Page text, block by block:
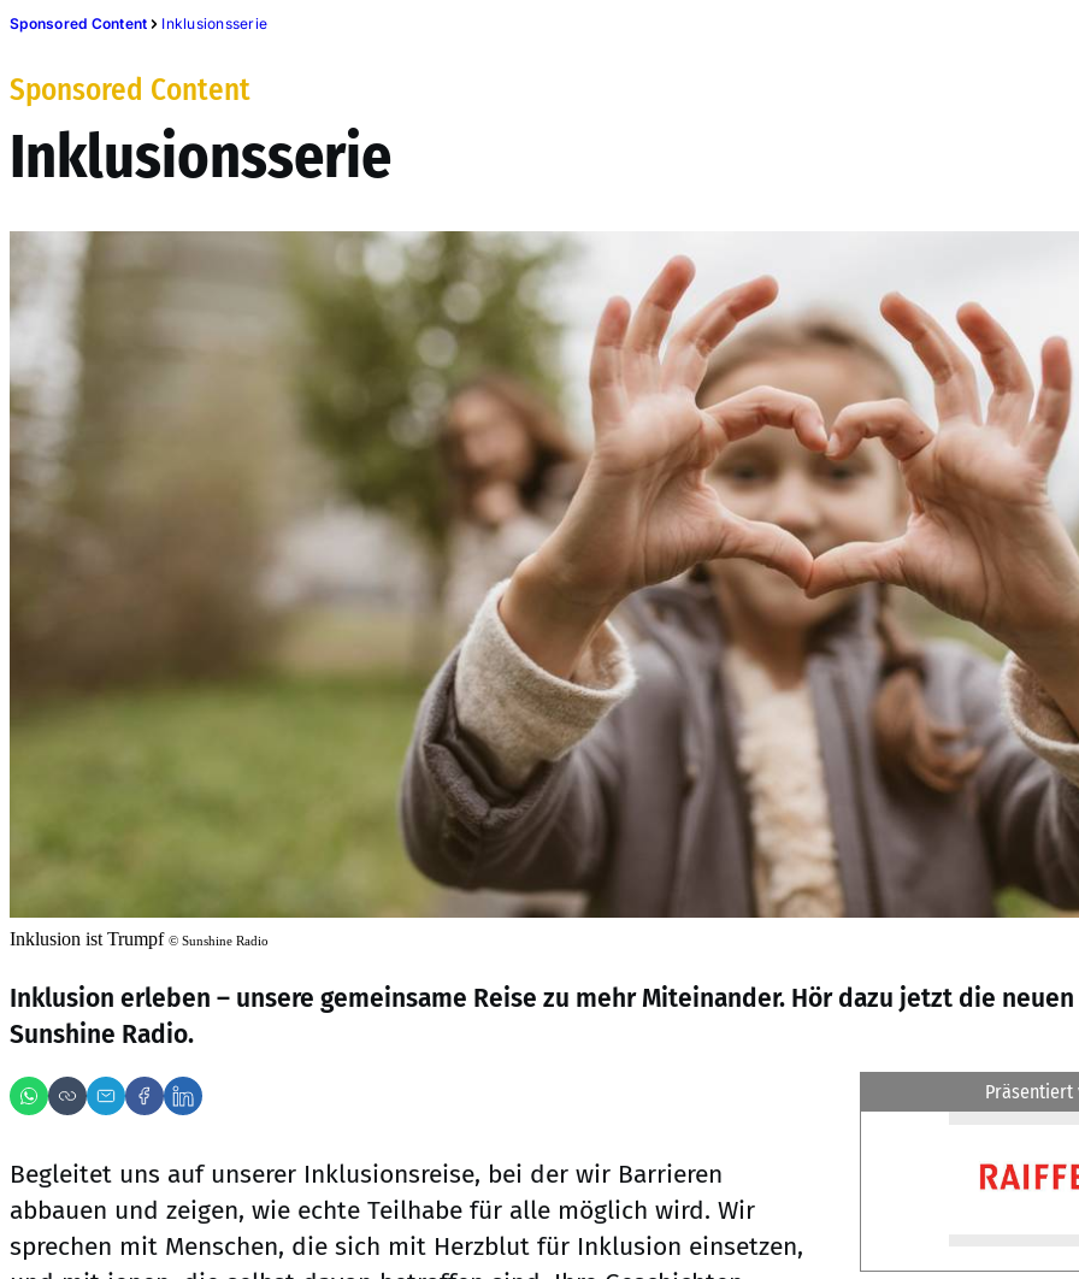
Sponsored Content Inklusionsserie
Sponsored Content
Inklusionsserie
Inklusion ist Trumpf © Sunshine Radio
Inklusion erleben – unsere gemeinsame Reise zu mehr Miteinander. Hör dazu jetzt die
Sunshine Radio.
Begleitet uns auf unserer Inklusionsreise, bei der wir Barrieren
abbauen und zeigen, wie echte Teilhabe für alle möglich wird. Wir
sprechen mit Menschen, die sich mit Herzblut für Inklusion einsetzen,
Präsentiert